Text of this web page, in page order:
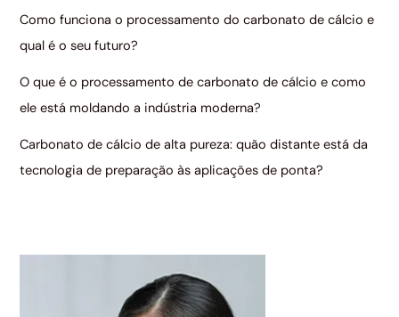
Como funciona o processamento do carbonato de cálcio e
qual é o seu futuro?
O que é o processamento de carbonato de cálcio e como
ele está moldando a indústria moderna?
Carbonato de cálcio de alta pureza: quão distante está da
tecnologia de preparação às aplicações de ponta?